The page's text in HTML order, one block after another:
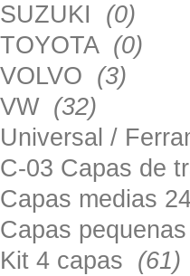
SUZUKI (0)
TOYOTA (0)
VOLVO (3)
VW (32)
Universal /
C-03 Capas de
Capas medias
Capas
Kit 4 capas (61)